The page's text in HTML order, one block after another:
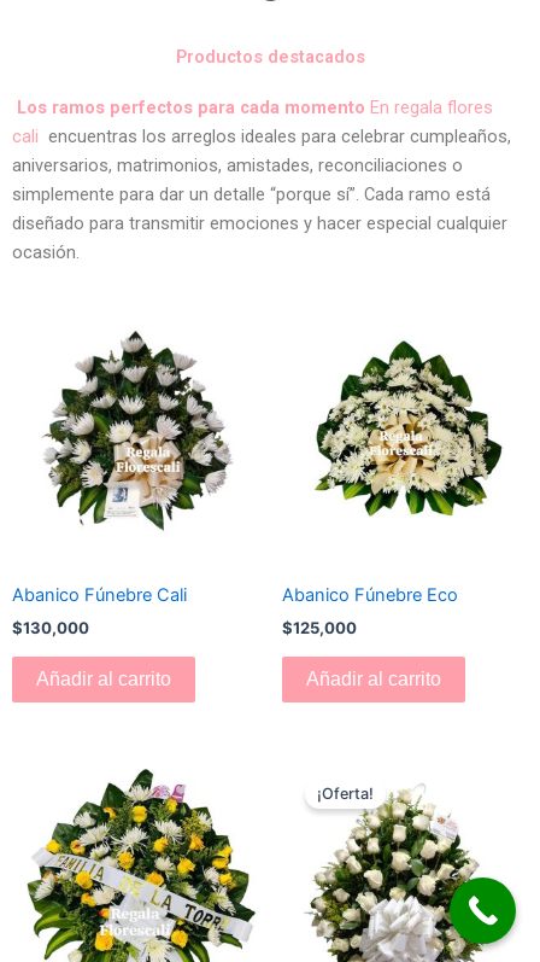
Productos destacados
Los ramos perfectos para cada momento En regala flores
cali encuentras los arreglos ideales para celebrar cumpleaños,
aniversarios, matrimonios, amistades, reconciliaciones o
simplemente para dar un detalle “porque sí”. Cada ramo está
diseñado para transmitir emociones y hacer especial cualquier
ocasión.
Abanico Fúnebre Cali
$130,000
Añadir al carrito
Abanico Fúnebre Eco
$125,000
Añadir al carrito
¡Oferta!precio
original
era:
$180,000.
es:
$170,000.